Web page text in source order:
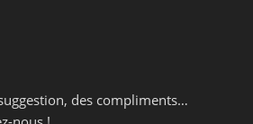
des compliments…